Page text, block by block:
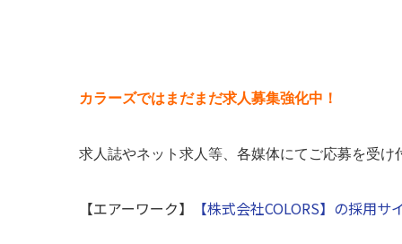
カラーズではまだまだ求人募集強化中！
求人誌やネット求人等、各媒体にてご応募を受け
【エアーワーク】 【株式会社COLORS】の採用